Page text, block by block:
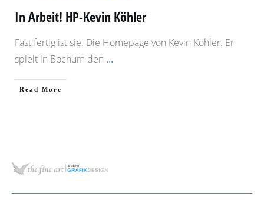
In Arbeit! HP-Kevin Köhler
Fast fertig ist sie. Die Homepage von Kevin Köhler. Er
spielt in Bochum den ...
​Read More